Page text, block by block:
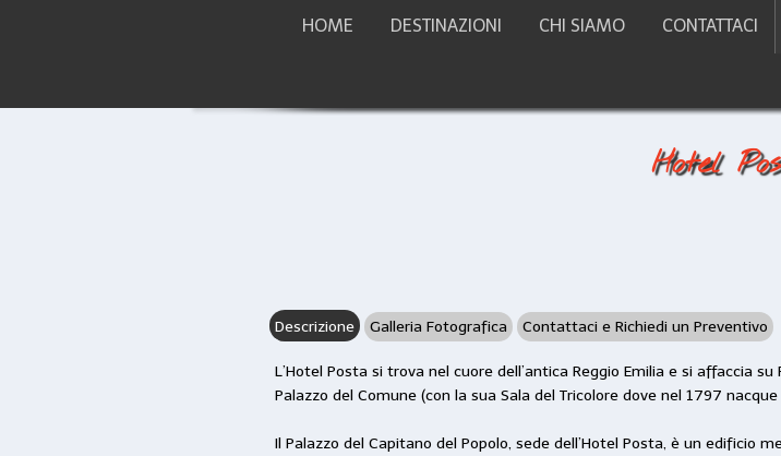
HOME DESTINAZIONI CHI SIAMO CONTATTACI
Hotel
Descrizione
Galleria Fotografica Contattaci e Richiedi un Preventivo
L’Hotel Posta si trova nel cuore dell’antica Reggio Emilia e si affaccia
Palazzo del Comune (con la sua Sala del Tricolore dove nel 1797
Il Palazzo del Capitano del Popolo, sede dell’Hotel Posta, è un edificio